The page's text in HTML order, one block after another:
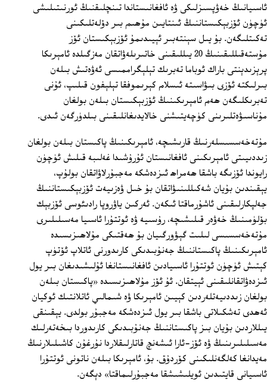
ئاسىيانىڭ خەۋپسىزلىكى ۋە ئافغانىستاندا تىنچلىقنىڭ ئورنىتىلىشى
ئۈچۈن ئۆزبېكىستاننىڭ ئىنتايىن مۇھىم بىر دۆلەتلىكىنى
تەكىتلىگەن. بۇ يىل سېنتەبىر ئېيىدىمۇ ئۆزبېكىستان ئۆز
مۇستەقىللىقىنىڭ 20 يىللىقىنى خاتىرىلەۋاتقان مەزگىلدە ئامېرىكا
پرېزىدېنتى باراك ئوباما تەبرىك تېلېگراممىسى ئەۋەتىش بىلەن
بىرلىكتە ئۆزى بىۋاسىتە ئىسلام كېرىموفقا تېلېفون قىلىپ، ئۇنى
تەبرىكلىگەن ھەم ئامېرىكىنىڭ ئۆزبېكىستان بىلەن بولغان
مۇناسىۋەتلىرىنى كۈچەيتىشنى خالايدىغانلىقىنى بىلدۈرگەن ئىدى.
مۇتەخەسسىسلەرنىڭ قارىشىچە، ئامېرىكىنىڭ پاكىستان بىلەن بولغان
زىددىيىتى ئامېرىكىنى ئافغانىستان ئۇرۇشىدا غەلىبە قىلىش ئۈچۈن
رايوندا ئۆزىگە باشقا ھەمراھ ئىزدەشكە مەجبۇرلاۋاتقان بولۇپ،
يېقىندىن بۇيان شەكىللىنىۋاتقان بۇ خىل ۋەزىيەت ئۆزبېكىستاننىڭ
جەلپكارلىقىنى ئاشۇرماقتا ئىكەن. ئەركىن ياۋروپا رادىئوسى ئۆزبېك
بۆلۈمىنىڭ خەۋەر قىلىشىچە، رۇسىيە ۋە ئوتتۇرا ئاسىيا مەسىلىلىرى
مۇتەخەسسىسى لىلىت گېۋورگىيان بۇ ھەقتىكى مۇلاھىزىسىدە
ئامېرىكىنىڭ پاكىستاننىڭ جەنۇبىدىكى كارىدورنى ئاتلاپ ئۆتۈپ
كېتىش ئۈچۈن ئوتتۇرا ئاسىيادىن ئافغانىستانغا ئۇلىشىدىغان بىر يول
ئىزدەۋاتقانلىقىنى ئېيتقان. ئۇ ئۆز مۇلاھىزىسىدە «پاكىستان بىلەن
بولغان زىددىيەتلەردىن كېيىن ئامېرىكا ۋە شىمالىي ئاتلانتىك ئوكيان
ئەھدى تەشكىلاتى باشقا بىر يول ئىزدەشكە مەجبۇر بولدى. يېقىنقى
يىللاردىن بۇيان بىز پاكىستاننىڭ جەنۇبىدىكى كارىدوردا بىخەتەرلىك
مەسىلىلىرىنىڭ ۋە ئۆز-ئارا ئىشەنچ قاتارلىقلاردا نۇرغۇن كاشىلىلارنىڭ
مەيدانغا كەلگەنلىكىنى كۆردۇق. بۇ، ئامېرىكا بىلەن ناتونى ئوتتۇرا
ئاسىيانى قايتىدىن ئويلىشىشقا مەجبۇرلىماقتا» دېگەن.